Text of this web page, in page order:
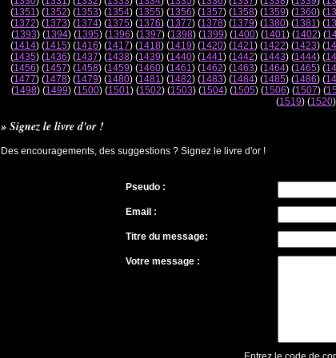
(1351) (1352) (1353) (1354) (1355) (1356) (1357) (1358) (1359) (1360) (
(1372) (1373) (1374) (1375) (1376) (1377) (1378) (1379) (1380) (1381) (
(1393) (1394) (1395) (1396) (1397) (1398) (1399) (1400) (1401) (1402) (
(1414) (1415) (1416) (1417) (1418) (1419) (1420) (1421) (1422) (1423) (
(1435) (1436) (1437) (1438) (1439) (1440) (1441) (1442) (1443) (1444) (
(1456) (1457) (1458) (1459) (1460) (1461) (1462) (1463) (1464) (1465) (
(1477) (1478) (1479) (1480) (1481) (1482) (1483) (1484) (1485) (1486) (
(1498) (1499) (1500) (1501) (1502) (1503) (1504) (1505) (1506) (1507) (
(1519) (1520
» Signez le livre d'or !
Des encouragements, des suggestions ? Signez le livre d'or !
Pseudo :
Email :
Titre du message:
Votre message :